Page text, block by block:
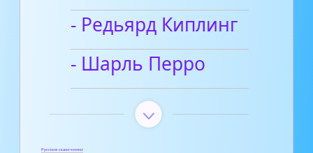
- Редьярд Киплинг
- Шарль Перро
Русские сказочники